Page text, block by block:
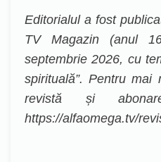
Editorialul a fost
TV Magazin (anul
septembrie 2026, cu
spirituală”. Pentru mai
revistă și
https://alfaomega.tv/